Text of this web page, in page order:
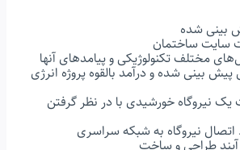
بینی شده
سایت ساختمان
مختلف تکنولوژیکی و پیامدهای آنها
بینی شده و درآمد بالقوه پروژه انرژی
یک نیروگاه خورشیدی با در نظر گرفتن
اتصال نیروگاه به شبکه سراسری
طراحی و ساخت